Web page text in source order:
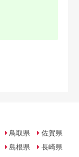
鳥取県
島根県
佐賀県
長崎県